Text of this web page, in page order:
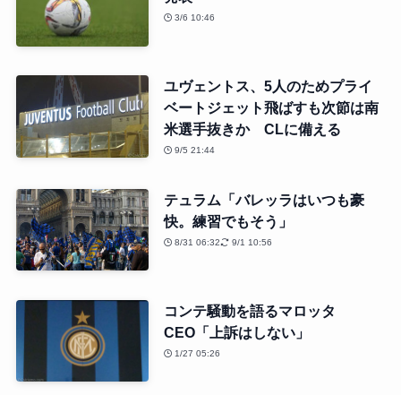
3/6 10:46
ユヴェントス、5人のためプライ
ベートジェット飛ばすも次節は南
米選手抜きか CLに備える
9/5 21:44
テュラム「バレッラはいつも豪
快。練習でもそう」
8/31 06:32 9/1 10:56
コンテ騒動を語るマロッタ
CEO「上訴はしない」
1/27 05:26